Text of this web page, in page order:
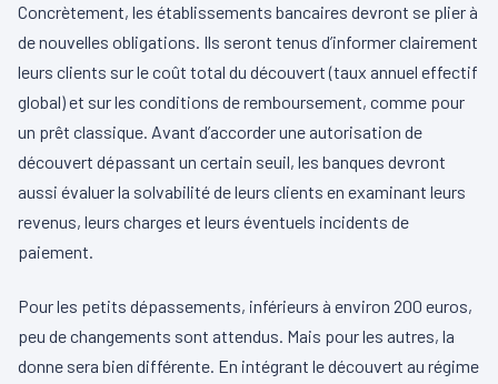
Concrètement, les établissements bancaires devront se plier à
de nouvelles obligations. Ils seront tenus d’informer clairement
leurs clients sur le coût total du découvert (taux annuel effectif
global) et sur les conditions de remboursement, comme pour
un prêt classique. Avant d’accorder une autorisation de
découvert dépassant un certain seuil, les banques devront
aussi évaluer la solvabilité de leurs clients en examinant leurs
revenus, leurs charges et leurs éventuels incidents de
paiement.
Pour les petits dépassements, inférieurs à environ 200 euros,
peu de changements sont attendus. Mais pour les autres, la
donne sera bien différente. En intégrant le découvert au régime